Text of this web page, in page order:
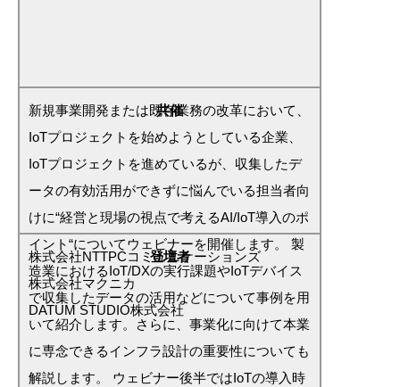
新規事業開発または既存業務の改革において、
IoTプロジェクトを始めようとしている企業、
IoTプロジェクトを進めているが、収集したデ
ータの有効活用ができずに悩んでいる担当者向
けに“経営と現場の視点で考えるAI/IoT導入のポ
イント“についてウェビナーを開催します。 製
造業におけるIoT/DXの実行課題やIoTデバイス
で収集したデータの活用などについて事例を用
いて紹介します。さらに、事業化に向けて本業
に専念できるインフラ設計の重要性についても
解説します。 ウェビナー後半ではIoTの導入時
共催
株式会社NTTPCコミュニケーションズ
株式会社マクニカ
DATUM STUDIO株式会社
登壇者